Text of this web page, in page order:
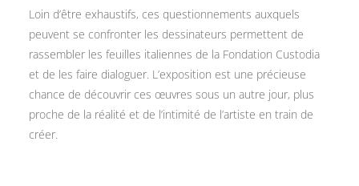
Loin d’être exhaustifs, ces questionnements auxquels
peuvent se confronter les dessinateurs permettent de
rassembler les feuilles italiennes de la Fondation Custodia
et de les faire dialoguer. L’exposition est une précieuse
chance de découvrir ces œuvres sous un autre jour, plus
proche de la réalité et de l’intimité de l’artiste en train de
créer.